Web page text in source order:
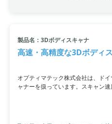
製品名：3Dボディスキャナ
高速・高精度な3Dボディ
オプティマテック株式会社は、ド
ャナーを扱っています。スキャン
度です。直視しても影響のないク
全かつ正確にスキャンできます。
験も受け付けています。